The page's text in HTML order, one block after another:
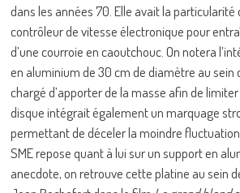
dans les années 70. Elle avait la particularité
contrôleur de vitesse électronique pour
d’une courroie en caoutchouc. On notera
en aluminium de 30 cm de diamètre au sein
chargé d’apporter de la masse afin de
disque intégrait également un marquage
permettant de déceler la moindre
SME repose quant à lui sur un support en
anecdote, on retrouve cette platine au sein